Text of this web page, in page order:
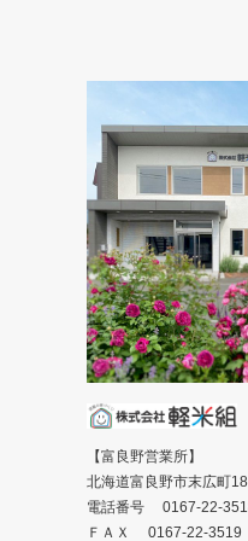
【富良野営業所】
北海道富良野市末広町
電話番号 0167-22-
ＦＡＸ 0167-22-3519